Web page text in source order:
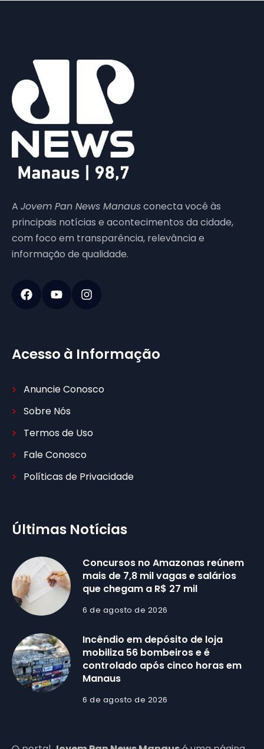
A Jovem Pan News Manausconecta você às
principais notícias e acontecimentos da cidade,
com foco em transparência, relevância e
informação de qualidade.
Acesso à Informação
Anuncie Conosco
Sobre Nós
Termos de Uso
Fale Conosco
Políticas de Privacidade
Últimas Notícias
Concursos no Amazonas reúnem
mais de 7,8 mil vagas e salários
que chegam a R$ 27 mil
6 de agosto de 2026
Incêndio em depósito de loja
mobiliza 56 bombeiros e é
controlado após cinco horas em
Manaus
6 de agosto de 2026